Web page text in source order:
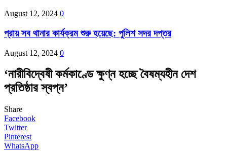
August 12, 2024 0
প্রায় সব থানার কার্যক্রম শুরু হয়েছে: পুলিশ সদর দপ্তর
August 12, 2024 0
‘নারীবিদ্বেষী কর্মকাণ্ডে ক্ষুণ্ন হচ্ছে বৈষম্যহীন দেশ
প্রতিষ্ঠার স্বপ্ন’
Share
Facebook
Twitter
Pinterest
WhatsApp